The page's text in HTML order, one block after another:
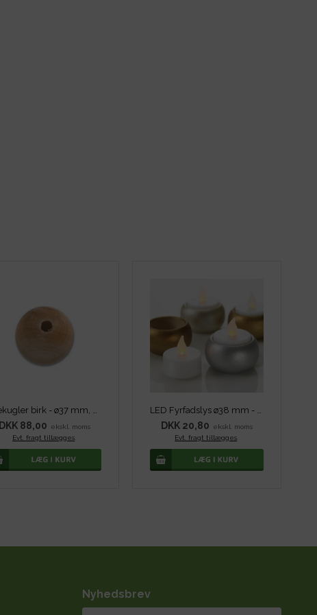
Trækugler birk - ø37 mm, 20 stk
DKK 88,00
ekskl. moms
Evt. fragt tillægges
LED Fyrfadslys ø38 mm - 4 stk
DKK 20,80
ekskl. moms
Evt. fragt tillægges
Nyhedsbrev